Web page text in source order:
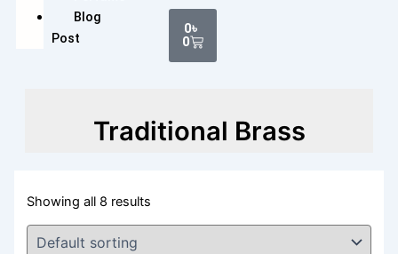
Blog
Post
0৳
0
Cart
Traditional Brass
Showing all 8 results